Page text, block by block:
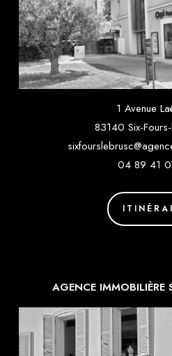
1 Avenue
83140 Six-
04 89 41
AGENCE IMMOBILIÈRE